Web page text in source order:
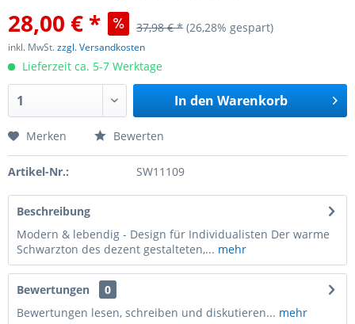
28,00 € * 37,98 € * (26,28% gespart)
inkl. MwSt.zzgl. Versandkosten
Lieferzeit ca. 5-7 Werktage
In den Warenkorb
Merken Bewerten
Artikel-Nr.: SW11109
Beschreibung
Modern & lebendig - Design für Individualisten Der warme
Schwarzton des dezent gestalteten,... mehr
Bewertungen
0
Bewertungen lesen, schreiben und diskutieren... mehr